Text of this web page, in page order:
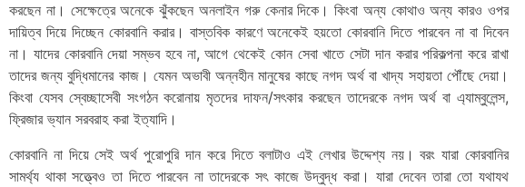
করছেন না। সেক্ষেত্রে অনেকে ঝুঁকছেন অনলাইন গরু কেনার দিকে। কিংবা অন্য কোথাও অন্য কারও ওপর
দায়িত্ব দিয়ে দিচ্ছেন কোরবানি করার। বাস্তবিক কারণে অনেকেই হয়তো কোরবানি দিতে পারবেন না বা দিবেন
না। যাদের কোরবানি দেয়া সম্ভব হবে না, আগে থেকেই কোন সেবা খাতে সেটা দান করার পরিকল্পনা করে রাখা
তাদের জন্য বুদ্ধিমানের কাজ। যেমন অভাবী অন্নহীন মানুষের কাছে নগদ অর্থ বা খাদ্য সহায়তা পৌঁছে দেয়া।
কিংবা যেসব স্বেচ্ছাসেবী সংগঠন করোনায় মৃতদের দাফন/সৎকার করছেন তাদেরকে নগদ অর্থ বা এ্যাম্বুলেন্স,
ফ্রিজার ভ্যান সরবরাহ করা ইত্যাদি।
কোরবানি না দিয়ে সেই অর্থ পুরোপুরি দান করে দিতে বলাটাও এই লেখার উদ্দেশ্য নয়। বরং যারা কোরবানির
সামর্থ্য থাকা সত্ত্বেও তা দিতে পারবেন না তাদেরকে সৎ কাজে উদ্বুদ্ধ করা। যারা দেবেন তারা তো যথাযথ